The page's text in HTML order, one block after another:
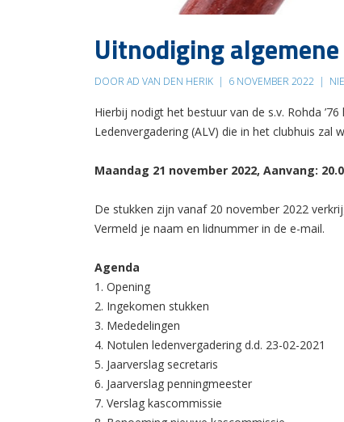
Uitnodiging
DOOR AD VAN DEN HERIK | 6 NOVEMBER 2022 |
Hierbij nodigt het bestuur van de s.v. Rohda
Ledenvergadering (ALV) die in het clubhuis zal
Maandag 21 november 2022, Aanvang:
De stukken zijn vanaf 20 november 2022
Vermeld je naam en lidnummer in de e-mail.
Agenda
1. Opening
2. Ingekomen stukken
3. Mededelingen
4. Notulen ledenvergadering d.d. 23-02-2021
5. Jaarverslag secretaris
6. Jaarverslag penningmeester
7. Verslag kascommissie